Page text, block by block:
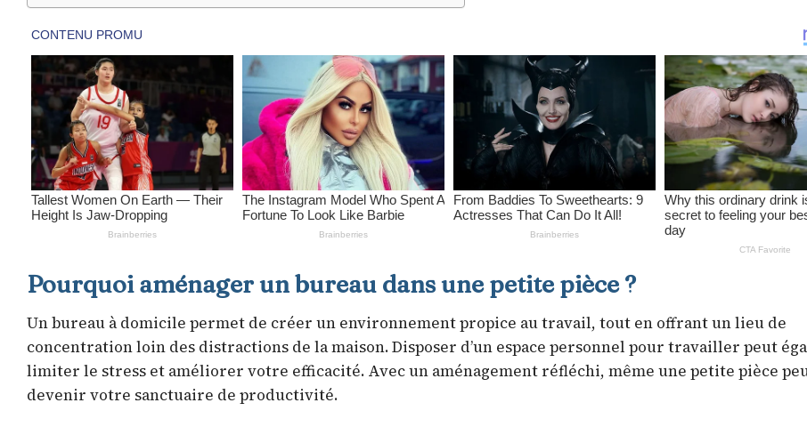
Pourquoi aménager un bureau dans une petite pièce ?
Un bureau à domicile permet de créer un environnement propice au travail, tout en offrant un lieu de
concentration loin des distractions de la maison. Disposer d’un espace personnel pour travailler peut
limiter le stress et améliorer votre efficacité. Avec un aménagement réfléchi, même une petite pièce
devenir votre sanctuaire de productivité.